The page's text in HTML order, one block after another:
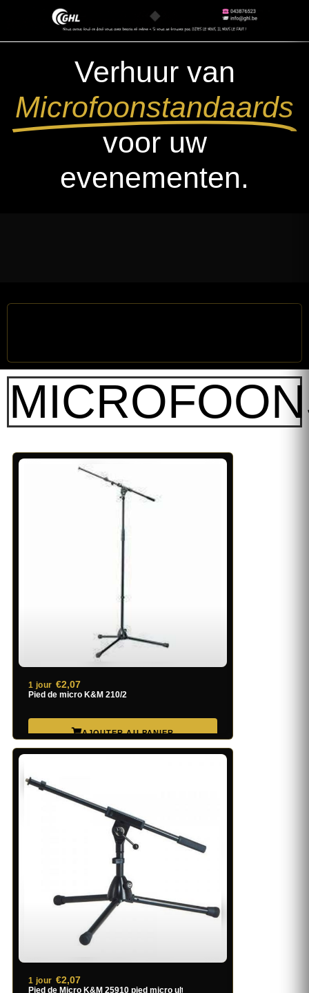
Verhuur van
Microfoonstandaards
voor uw
evenementen.
Pied de micro K&M 210/2
1 jour €2,07
Pied de Micro K&M 25910 pied micro ultra bas noir
1 jour €2,07